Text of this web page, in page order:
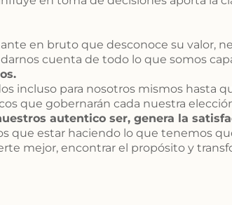
en bruto que desconoce su valor,
cuenta de todo lo que somos
incluso para nosotros mismos hasta
que gobernarán cada nuestra
autentico ser, genera la
estar haciendo lo que tenemos
mejor, encontrar el propósito y